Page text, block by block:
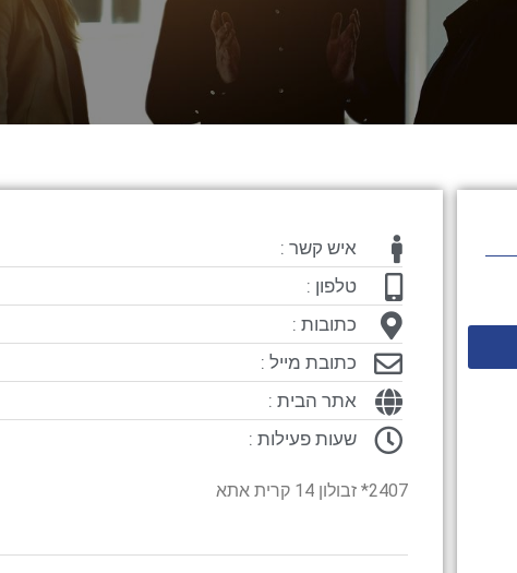
איש קשר :
טלפון :
כתובות :
כתובת מייל :
אתר הבית :
שעות פעילות :
2407* זבולון 14 קרית אתא